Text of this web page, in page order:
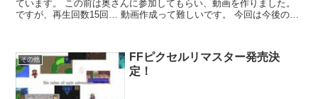
ています。 この前は奥さんに参加してもらい、動画を作りました。
ですが、再生回数15回… 動画作成って難しいです。 今回は今後のチ
その他
FFピクセルリマスター発売決
定！